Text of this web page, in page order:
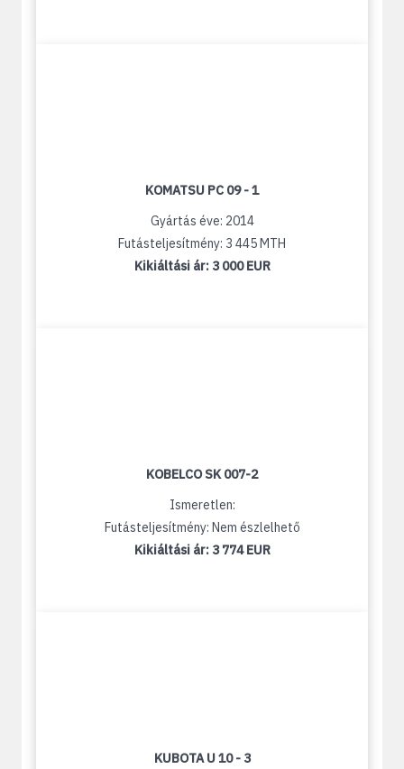
KOMATSU PC 09 - 1
Gyártás éve: 2014
Futásteljesítmény: 3 445 MTH
Kikiáltási ár: 3 000 EUR
KOBELCO SK 007-2
Ismeretlen:
Futásteljesítmény: Nem észlelhető
Kikiáltási ár: 3 774 EUR
KUBOTA U 10 - 3